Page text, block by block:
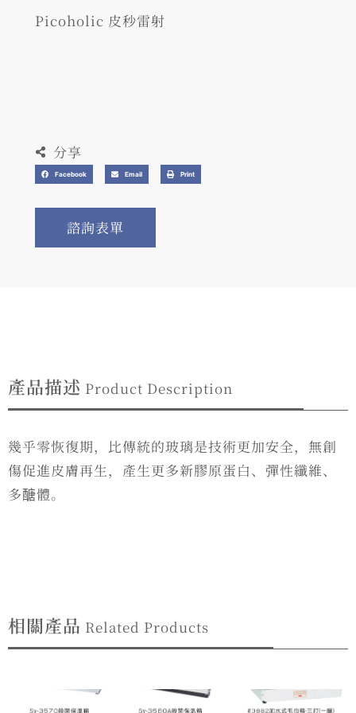
Picoholic 皮秒雷射
分享
Facebook Email Print
諮詢表單
產品描述 Product Description
幾乎零恢復期，比傳統的玻璃是技術更加安全，無創
傷促進皮膚再生，產生更多新膠原蛋白、彈性纖維、
多醣體。
相關產品 Related Products